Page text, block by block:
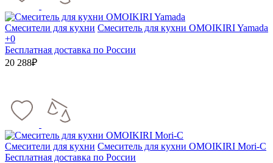
Смесители для кухни Смеситель для кухни OMOIKIRI Yamada
+0
Бесплатная доставка по России
20 288₽
Смесители для кухни Смеситель для кухни OMOIKIRI Mori-C
Бесплатная доставка по России